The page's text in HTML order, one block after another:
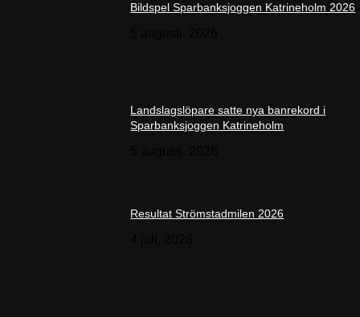
Bildspel Sparbanksjoggen Katrineholm 2026
Landslagslöpare satte nya banrekord i
Sparbanksjoggen Katrineholm
Resultat Strömstadmilen 2026